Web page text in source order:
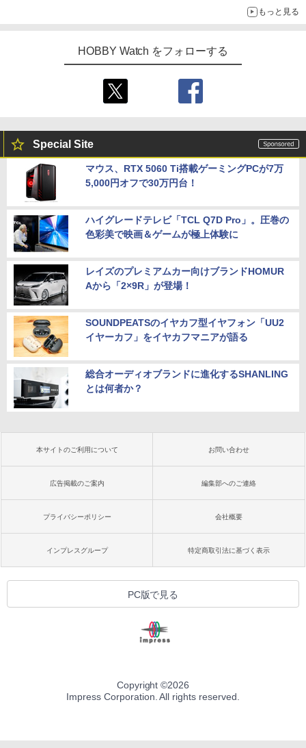
もっと見る
HOBBY Watch をフォローする
Special Site
マウス、RTX 5060 Ti搭載ゲーミングPCが7万
5,000円オフで30万円台！
ハイグレードテレビ「TCL Q7D Pro」。圧巻の
色彩美で映画＆ゲームが極上体験に
レイズのプレミアムカー向けブランドHOMUR
Aから「2×9R」が登場！
SOUNDPEATSのイヤカフ型イヤフォン「UU2
イヤーカフ」をイヤカフマニアが語る
総合オーディオブランドに進化するSHANLING
とは何者か？
本サイトのご利用について お問い合わせ
広告掲載のご案内 編集部へのご連絡
プライバシーポリシー 会社概要
インプレスグループ 特定商取引法に基づく表示
PC版で見る
Copyright ©2026
Impress Corporation. All rights reserved.